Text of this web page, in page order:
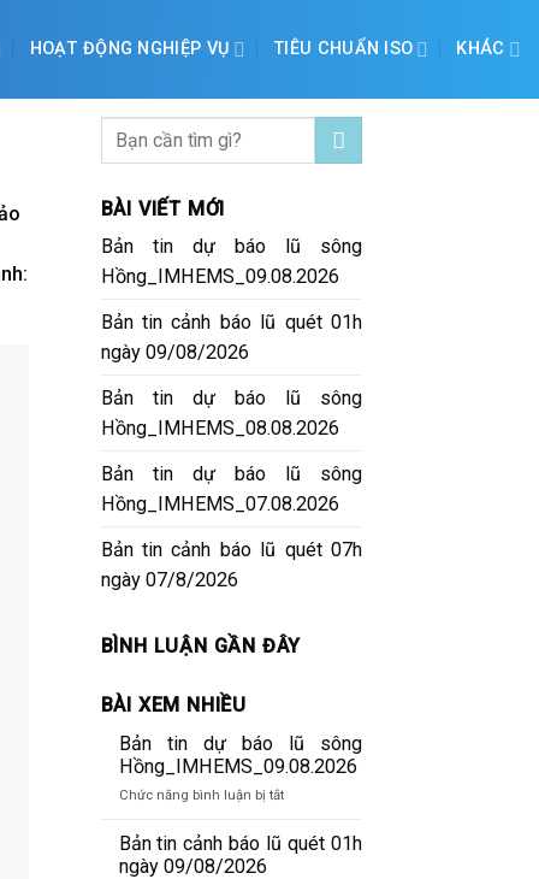
HOẠT ĐỘNG NGHIỆP VỤ TIÊU CHUẨN ISO KHÁC
BÀI VIẾT MỚI
Bản tin dự báo lũ sông
Hồng_IMHEMS_09.08.2026
Bản tin cảnh báo lũ quét 01h
ngày 09/08/2026
Bản tin dự báo lũ sông
Hồng_IMHEMS_08.08.2026
Bản tin dự báo lũ sông
Hồng_IMHEMS_07.08.2026
Bản tin cảnh báo lũ quét 07h
ngày 07/8/2026
BÌNH LUẬN GẦN ĐÂY
BÀI XEM NHIỀU
Bản tin dự báo lũ sông
Hồng_IMHEMS_09.08.2026
Chức năng bình luận bị tắtở
tin
dự
Bản tin cảnh báo lũ quét 01h
ngày 09/08/2026